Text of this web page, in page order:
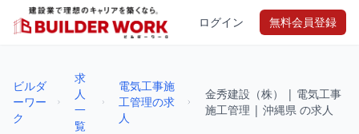
ログイン 無料会員登録
ビルダ
ーワー
ク
求
人
一
覧
電気工事施
工管理の求
人
金秀建設（株） | 電気工事
施工管理 | 沖縄県 の求人